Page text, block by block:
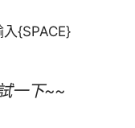
{SPACE}
一下~~